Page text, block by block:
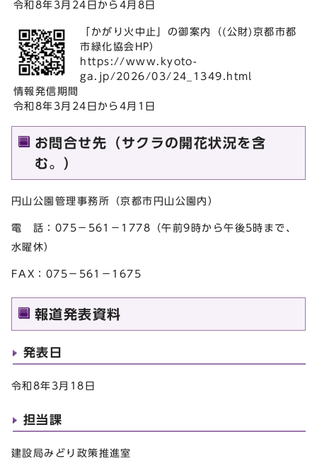
令和8年3月24日から4月8日
「かがり火中止」の御案内（(公財)京都市都
市緑化協会HP）
https://www.kyoto-
ga.jp/2026/03/24_1349.html
情報発信期間
令和8年3月24日から4月1日
お問合せ先（サクラの開花状況を含
む。）
円山公園管理事務所（京都市円山公園内）
電 話：075－561－1778（午前9時から午後5時まで、
水曜休）
FAX：075－561－1675
報道発表資料
発表日
令和8年3月18日
担当課
建設局みどり政策推進室